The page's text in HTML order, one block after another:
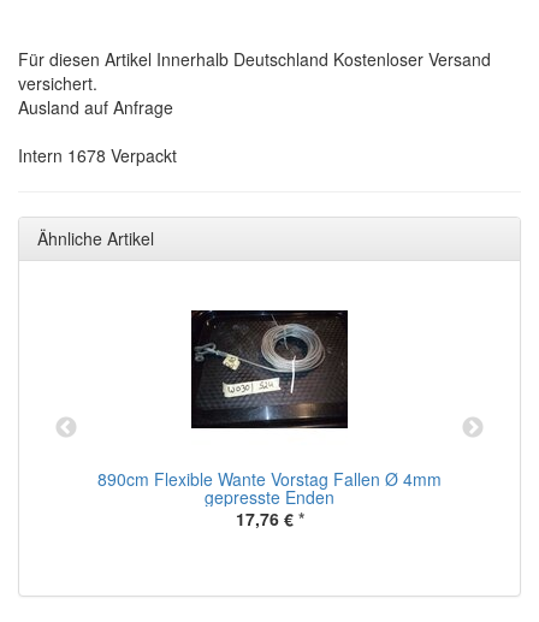
Für diesen Artikel Innerhalb Deutschland Kostenloser Versand
versichert.
Ausland auf Anfrage
Intern 1678 Verpackt
Ähnliche Artikel
890cm Flexible Wante Vorstag Fallen Ø 4mm
gepresste Enden
17,76 € *